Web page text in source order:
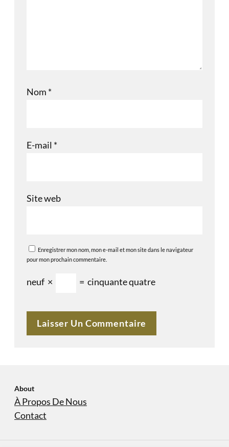
Nom *
E-mail *
Site web
Enregistrer mon nom, mon e-mail et mon site dans le navigateur
pour mon prochain commentaire.
neuf × = cinquante quatre
About
À Propos De Nous
Contact